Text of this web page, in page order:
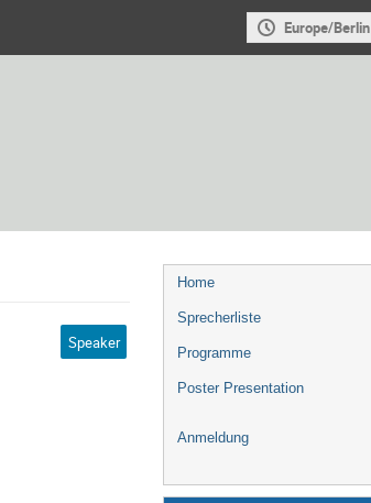
Europe/Berlin
Veranstaltungsmenü
Home
Sprecherliste
Programme
Poster Presentation
Anmeldung
Speaker